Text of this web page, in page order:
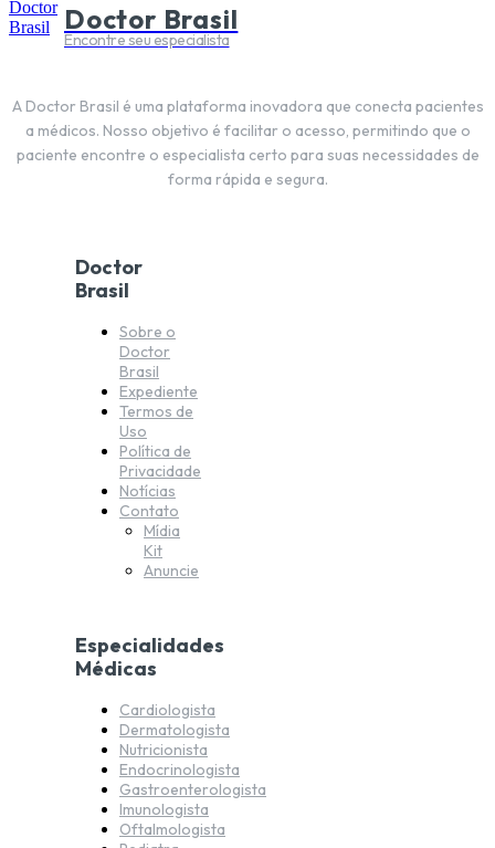
Doctor Brasil
Encontre seu especialista
A Doctor Brasil é uma plataforma inovadora que conecta pacientes
a médicos. Nosso objetivo é facilitar o acesso, permitindo que o
paciente encontre o especialista certo para suas necessidades de
forma rápida e segura.
Doctor
Brasil
Sobre o
Doctor
Brasil
Expediente
Termos de
Uso
Política de
Privacidade
Notícias
Contato
Mídia
Kit
Anuncie
Especialidades
Médicas
Cardiologista
Dermatologista
Nutricionista
Endocrinologista
Gastroenterologista
Imunologista
Oftalmologista